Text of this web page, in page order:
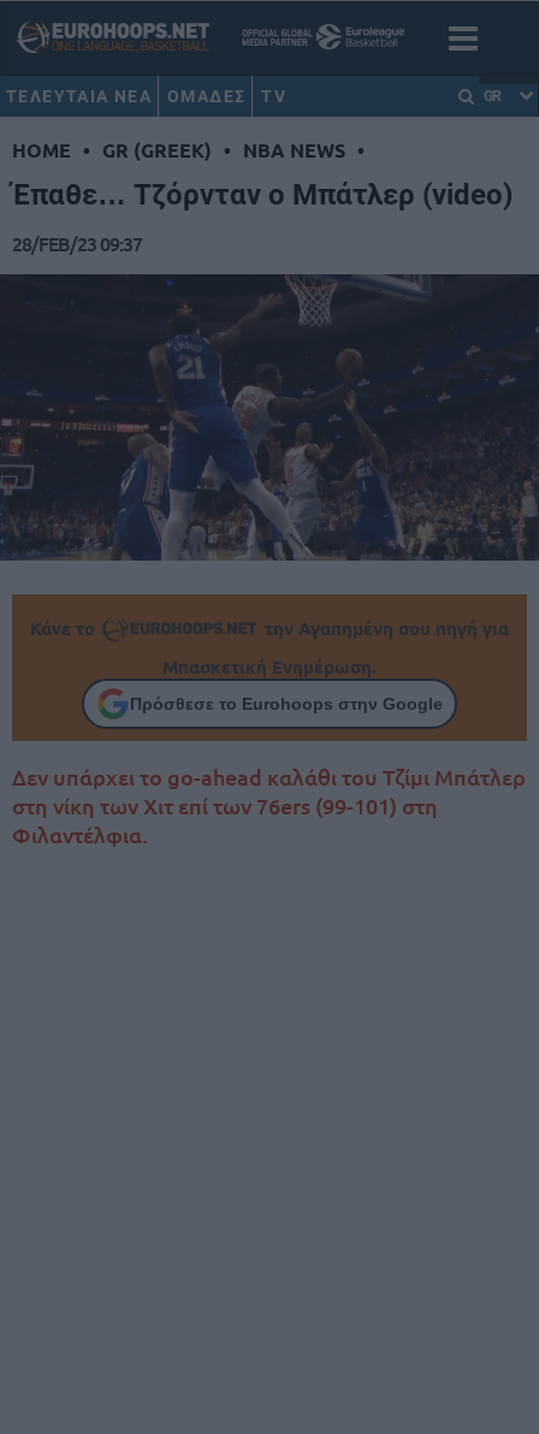
ΤΕΛΕΥΤΑΙΑ ΝΕΑ ΟΜΑΔΕΣ TV GR
HOME • GR (GREEK) • NBA NEWS •
Έπαθε… Τζόρνταν ο Μπάτλερ (video)
28/FEB/23 09:37
Κάνε το
την Αγαπημένη σου πηγή για
Μπασκετική Ενημέρωση.
Πρόσθεσε το Eurohoops στην Google
Δεν υπάρχει το go-ahead καλάθι του Τζίμι Μπάτλερ
στη νίκη των Χιτ επί των 76ers (99-101) στη
Φιλαντέλφια.